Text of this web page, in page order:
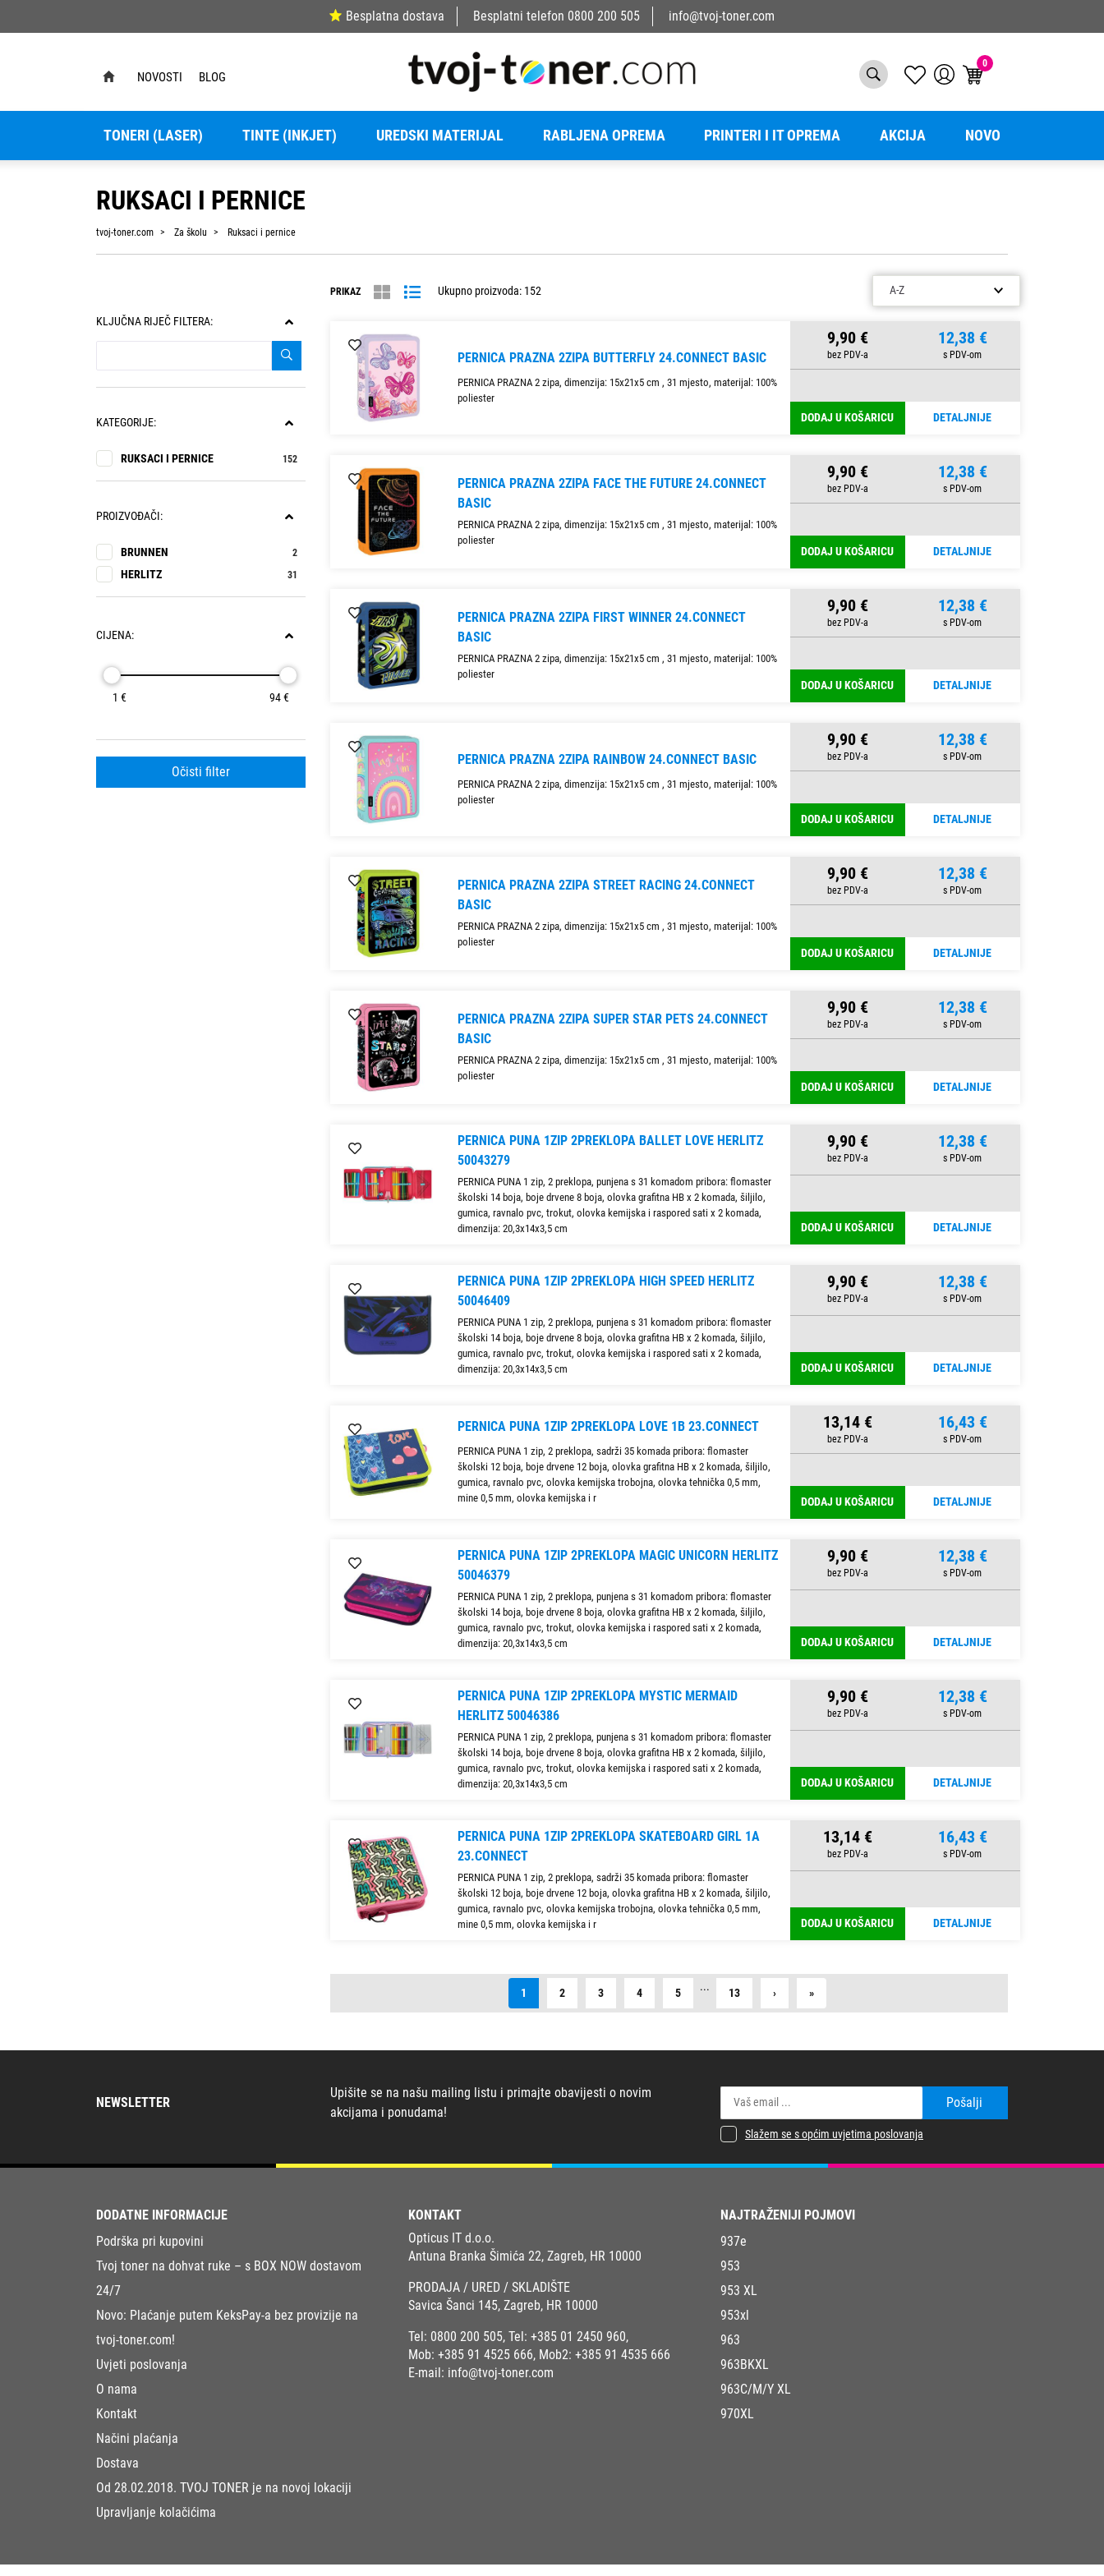
Besplatna dostava Besplatni telefon 0800 200 505 info@tvoj-toner.com
NOVOSTI BLOG
0
TONERI (LASER) TINTE (INKJET) UREDSKI MATERIJAL RABLJENA OPREMA PRINTERI I IT OPREMA AKCIJA NOVO
RUKSACI I PERNICE
tvoj-toner.com Za školu Ruksaci i pernice
KLJUČNA RIJEČ FILTERA:
KATEGORIJE:
RUKSACI I PERNICE 152
PROIZVOĐAČI:
BRUNNEN 2
HERLITZ 31
CIJENA:
1 € 94 €
Očisti filter
Ukupno proizvoda: 152
PRIKAZ
PERNICA PRAZNA 2ZIPA BUTTERFLY 24.CONNECT BASIC
PERNICA PRAZNA 2 zipa, dimenzija: 15x21x5 cm , 31 mjesto, materijal: 100%
poliester
9,90 € 12,38 €
DODAJ U KOŠARICU DETALJNIJE
PERNICA PRAZNA 2ZIPA FACE THE FUTURE 24.CONNECT
BASIC
PERNICA PRAZNA 2 zipa, dimenzija: 15x21x5 cm , 31 mjesto, materijal: 100%
poliester
9,90 € 12,38 €
DODAJ U KOŠARICU DETALJNIJE
PERNICA PRAZNA 2ZIPA FIRST WINNER 24.CONNECT
BASIC
PERNICA PRAZNA 2 zipa, dimenzija: 15x21x5 cm , 31 mjesto, materijal: 100%
poliester
9,90 € 12,38 €
DODAJ U KOŠARICU DETALJNIJE
PERNICA PRAZNA 2ZIPA RAINBOW 24.CONNECT BASIC
PERNICA PRAZNA 2 zipa, dimenzija: 15x21x5 cm , 31 mjesto, materijal: 100%
poliester
9,90 € 12,38 €
DODAJ U KOŠARICU DETALJNIJE
PERNICA PRAZNA 2ZIPA STREET RACING 24.CONNECT
BASIC
PERNICA PRAZNA 2 zipa, dimenzija: 15x21x5 cm , 31 mjesto, materijal: 100%
poliester
9,90 € 12,38 €
DODAJ U KOŠARICU DETALJNIJE
PERNICA PRAZNA 2ZIPA SUPER STAR PETS 24.CONNECT
BASIC
PERNICA PRAZNA 2 zipa, dimenzija: 15x21x5 cm , 31 mjesto, materijal: 100%
poliester
9,90 € 12,38 €
DODAJ U KOŠARICU DETALJNIJE
PERNICA PUNA 1ZIP 2PREKLOPA BALLET LOVE HERLITZ
50043279
PERNICA PUNA 1 zip, 2 preklopa, punjena s 31 komadom pribora: flomaster
školski 14 boja, boje drvene 8 boja, olovka grafitna HB x 2 komada, šiljilo,
gumica, ravnalo pvc, trokut, olovka kemijska i raspored sati x 2 komada,
dimenzija: 20,3x14x3,5 cm
9,90 € 12,38 €
DODAJ U KOŠARICU DETALJNIJE
PERNICA PUNA 1ZIP 2PREKLOPA HIGH SPEED HERLITZ
50046409
PERNICA PUNA 1 zip, 2 preklopa, punjena s 31 komadom pribora: flomaster
školski 14 boja, boje drvene 8 boja, olovka grafitna HB x 2 komada, šiljilo,
gumica, ravnalo pvc, trokut, olovka kemijska i raspored sati x 2 komada,
dimenzija: 20,3x14x3,5 cm
9,90 € 12,38 €
DODAJ U KOŠARICU DETALJNIJE
PERNICA PUNA 1ZIP 2PREKLOPA LOVE 1B 23.CONNECT
PERNICA PUNA 1 zip, 2 preklopa, sadrži 35 komada pribora: flomaster
školski 12 boja, boje drvene 12 boja, olovka grafitna HB x 2 komada, šiljilo,
gumica, ravnalo pvc, olovka kemijska trobojna, olovka tehnička 0,5 mm,
mine 0,5 mm, olovka kemijska i r
13,14 € 16,43 €
DODAJ U KOŠARICU DETALJNIJE
PERNICA PUNA 1ZIP 2PREKLOPA MAGIC UNICORN HERLITZ
50046379
PERNICA PUNA 1 zip, 2 preklopa, punjena s 31 komadom pribora: flomaster
školski 14 boja, boje drvene 8 boja, olovka grafitna HB x 2 komada, šiljilo,
gumica, ravnalo pvc, trokut, olovka kemijska i raspored sati x 2 komada,
dimenzija: 20,3x14x3,5 cm
9,90 € 12,38 €
DODAJ U KOŠARICU DETALJNIJE
PERNICA PUNA 1ZIP 2PREKLOPA MYSTIC MERMAID
HERLITZ 50046386
PERNICA PUNA 1 zip, 2 preklopa, punjena s 31 komadom pribora: flomaster
školski 14 boja, boje drvene 8 boja, olovka grafitna HB x 2 komada, šiljilo,
gumica, ravnalo pvc, trokut, olovka kemijska i raspored sati x 2 komada,
dimenzija: 20,3x14x3,5 cm
9,90 € 12,38 €
DODAJ U KOŠARICU DETALJNIJE
PERNICA PUNA 1ZIP 2PREKLOPA SKATEBOARD GIRL 1A
23.CONNECT
PERNICA PUNA 1 zip, 2 preklopa, sadrži 35 komada pribora: flomaster
školski 12 boja, boje drvene 12 boja, olovka grafitna HB x 2 komada, šiljilo,
gumica, ravnalo pvc, olovka kemijska trobojna, olovka tehnička 0,5 mm,
mine 0,5 mm, olovka kemijska i r
13,14 € 16,43 €
DODAJ U KOŠARICU DETALJNIJE
1 2 3 4 5 ... 13 ›Next »Last
NEWSLETTER
Upišite se na našu mailing listu i primajte obavijesti o novim
akcijama i ponudama!
Pošalji
Slažem se s općim uvjetima poslovanja
DODATNE INFORMACIJE
Podrška pri kupovini
Tvoj toner na dohvat ruke – s BOX NOW dostavom
24/7
Novo: Plaćanje putem KeksPay-a bez provizije na
tvoj-toner.com!
Uvjeti poslovanja
O nama
Kontakt
Načini plaćanja
Dostava
Od 28.02.2018. TVOJ TONER je na novoj lokaciji
Upravljanje kolačićima
KONTAKT
Opticus IT d.o.o.
Antuna Branka Šimića 22, Zagreb, HR 10000
PRODAJA / URED / SKLADIŠTE
Savica Šanci 145, Zagreb, HR 10000
Tel: 0800 200 505, Tel: +385 01 2450 960,
Mob: +385 91 4525 666, Mob2: +385 91 4535 666
E-mail: info@tvoj-toner.com
NAJTRAŽENIJI POJMOVI
937e
953
953 XL
953xl
963
963BKXL
963C/M/Y XL
970XL